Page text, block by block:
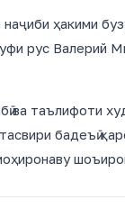
ҳакими
рус Валерий
ва таълифоти
бадеъӣ